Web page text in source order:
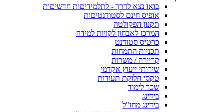
בואו נצא לדרך - לתלמידיםות חדשיםות
אופיס חינם לסטודנטיםות
תקנון הפקולטה
המרכז לאבחון לקויות למידה
כרטיס סטודנט
תכניות התמחות
קריירה / משרות
שירותי ייעוץ אקדמי
טקסי חלוקת תעודות
שכר לימוד
בידינג
בידינג מחו"ל